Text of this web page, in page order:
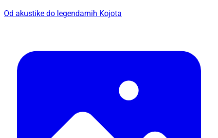
Od akustike do legendarnih Kojota